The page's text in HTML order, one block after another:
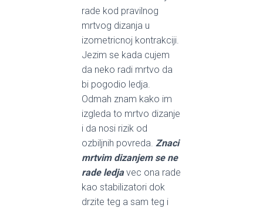
rade kod pravilnog
mrtvog dizanja u
izometricnoj kontrakciji.
Jezim se kada cujem
da neko radi mrtvo da
bi pogodio ledja.
Odmah znam kako im
izgleda to mrtvo dizanje
i da nosi rizik od
ozbiljnih povreda. Znaci
mrtvim dizanjem se ne
rade ledjavec ona rade
kao stabilizatori dok
drzite teg a sam teg i